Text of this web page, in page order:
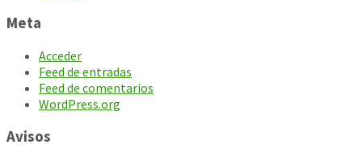
Meta
Acceder
Feed de entradas
Feed de comentarios
WordPress.org
Avisos